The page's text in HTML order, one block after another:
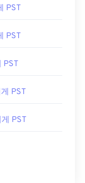
PST
PST
PST
PST
PST